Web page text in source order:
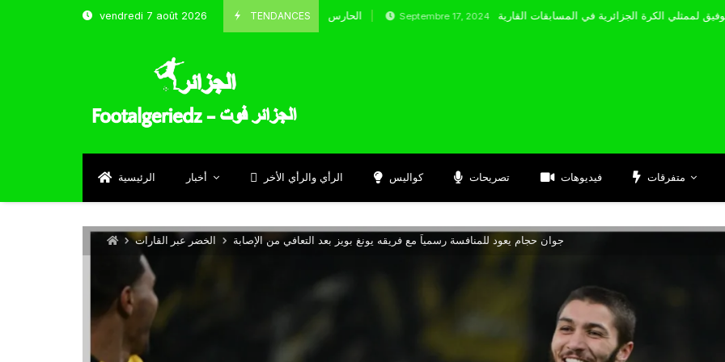
vendredi 7 août 2026 TENDANCES
الحارس بوحلفاية يتحدث عن طموحاته مع المنتخب و شباب قسنطينة Septembre 17, 2024
الرئيسية أخبار الرأي والرأي الأخر كواليس تصريحات فيديوهات متفرقات
الخضر عبر القارات جوان حجام يعود للمنافسة رسمياً مع فريقه يونغ بويز بعد التعافي من الإصابة